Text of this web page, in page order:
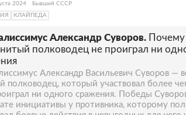
2024
Бывший СССР
КЛАЙПЕДА
Александр Суворов. Почему
полководец не проиграл ни
Александр Васильевич Суворов —
полководец, который участвовал более
ни одного сражения. Победы
инициативы у противника, которому